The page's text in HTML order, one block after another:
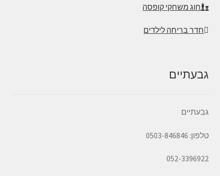
חוג משחקי קופסה
חדר בריחה לילדים
גבעתיים
גבעתיים
טלפון: 0503-846846
052-3396922